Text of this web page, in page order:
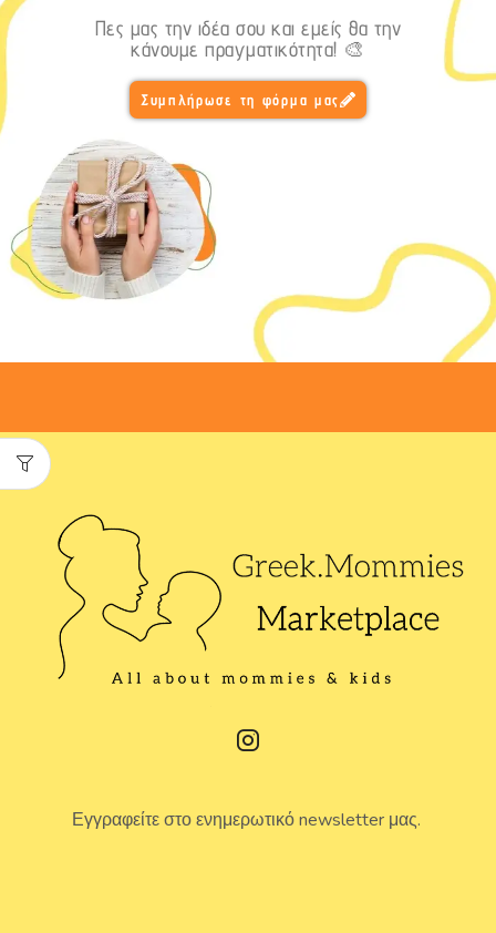
Πες μας την ιδέα σου και εμείς θα την
κάνουμε πραγματικότητα! 🎨
Συμπλήρωσε τη φόρμα μας
Εγγραφείτε στο ενημερωτικό newsletter μας.